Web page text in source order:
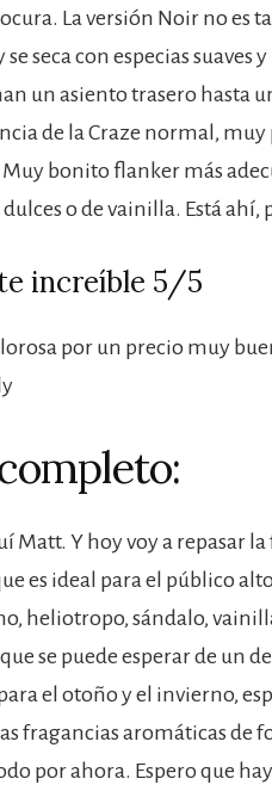
La versión Noir no es
se seca con especias
un asiento trasero hasta
de la Craze normal,
bonito flanker más
o de vainilla. Está ahí,
increíble 5/5
por un precio muy
Matt. Y hoy voy a repasar
es ideal para el público
heliotropo, sándalo,
se puede esperar de un
el otoño y el invierno,
fragancias aromáticas de
por ahora. Espero que